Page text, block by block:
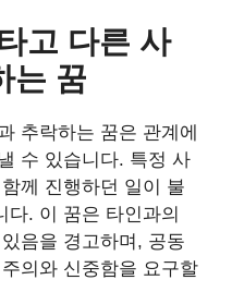
고 다른 사
는 꿈
추락하는 꿈은 관계에
수 있습니다. 특정 사
께 진행하던 일이 불
다. 이 꿈은 타인과의
음을 경고하며, 공동
의와 신중함을 요구할